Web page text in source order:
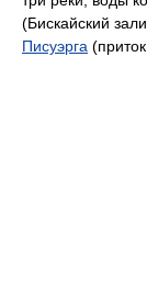
(Бискайский
Писуэрга (приток